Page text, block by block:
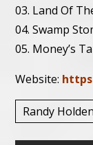
03. Land Of
04. Swamp
05. Money’s
Website:
Randy Holden